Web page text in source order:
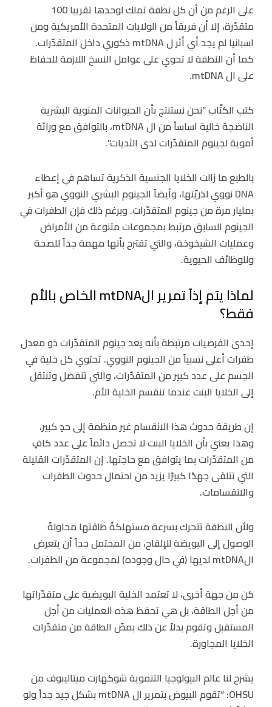
على الرغم من أن كل نطفة تملك لوحدها تقريبا 100
متقدّرة، إلا أن فريقاً من الولايات المتحدة الأمريكية ومن
اسبانيا لم يجد أي أثر ل mtDNA ذكوري داخل المتقدّرات.
كما أن النطفة لا تحوي على عوامل النسخ اللازمة للحفاظ
على ال mtDNA.
كتب الكتّاب “نحن نستنتج بأن الحيوانات المنوية البشرية
الناضجة خالية اساساً من ال mtDNA، بالتوافق مع وراثة
أموية لجينوم المتقدّرات لدى الثديات”.
بالطبع ما زالت الخلايا الجنسية الذكرية تساهم في إعطاء
DNA نووي لذريّتها، وأيضاً الجينوم البشري النووي هو أكبر
بمليار مرة من جينوم المتقدّرات. وبرغم ذلك فإن الطفرات في
الجينوم السابق مرتبط بمجموعات متنوعة من الأمراض
وعمليات الشيخوخة، والتي تقترح بأنها مهمة جداً للصحة
وللوظائف الحيوية.
لماذا يتم إذاً تمرير الmtDNA الخاص بالأم
فقط؟
إحدى الفرضيات مرتبطة بأنه يعد جينوم المتقدّرات ذو معدل
طفرات أعلى نسبياً من الجينوم النووي. تحتوي كل خلية في
الجسم على عدد كبير من المتقدّرات، والتي تنفصل وتنتقل
إلى الخلايا البنت عندما تنقسم الخلية الأم.
إن طريقة حدوث هذا الانقسام غير منظمة إلى حدٍ كبير،
وهذا يعني بأن الخلايا البنت لا تحصل دائماً على عدد كافٍ
من المتقدّرات بما يتوافق مع حاجتها. إن المتقدّرات القليلة
التي تتلقى جهدًا كبيرًا يزيد من احتمال حدوث الطفرات
والانقسامات.
ولأن النطفة تتحرك بسرعة مستهلكةً طاقتها محاولةً
الوصول إلى البويضة للإلقاح، من المحتمل جداً أن يتعرض
الmtDNA لديها (في حال وجوده) لمجموعة من الطفرات.
كن من جهة أخرى، لا تعتمد الخلية البويضية على متقدّراتها
من أجل الطاقة، بل هي تحفظ هذه العمليات من أجل
المستقبل وتقوم بدلاً عن ذلك بمصّ الطاقة من متقدّرات
الخلايا المجاورة.
يشرح لنا عالم البيولوجيا التنموية شوكهارت ميتاليبوف من
OHSU: “تقوم البيوض بتمرير ال mtDNA بشكل جيد جداً ولو